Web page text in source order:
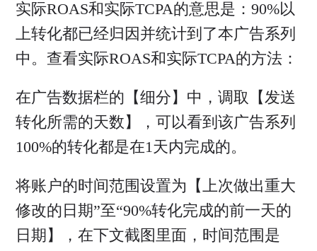
实际ROAS和实际TCPA的意思是：90%以
上转化都已经归因并统计到了本广告系列
中。查看实际ROAS和实际TCPA的方法：
在广告数据栏的【细分】中，调取【发送
转化所需的天数】，可以看到该广告系列
100%的转化都是在1天内完成的。
将账户的时间范围设置为【上次做出重大
修改的日期”至“90%转化完成的前一天的
日期】，在下文截图里面，时间范围是